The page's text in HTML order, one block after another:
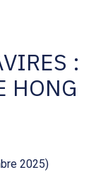
:
HONG
2025)